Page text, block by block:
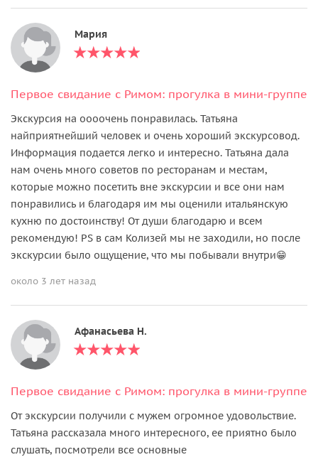
Мария
Первое свидание с Римом: прогулка в мини-группе
Экскурсия на оооочень понравилась. Татьяна
найприятнейший человек и очень хороший экскурсовод.
Информация подается легко и интересно. Татьяна дала
нам очень много советов по ресторанам и местам,
которые можно посетить вне экскурсии и все они нам
понравились и благодаря им мы оценили итальянскую
кухню по достоинству! От души благодарю и всем
рекомендую! PS в сам Колизей мы не заходили, но после
экскурсии было ощущение, что мы побывали внутри😁
около 3 лет назад
Афанасьева Н.
Первое свидание с Римом: прогулка в мини-группе
От экскурсии получили с мужем огромное удовольствие.
Татьяна рассказала много интересного, ее приятно было
слушать, посмотрели все основные